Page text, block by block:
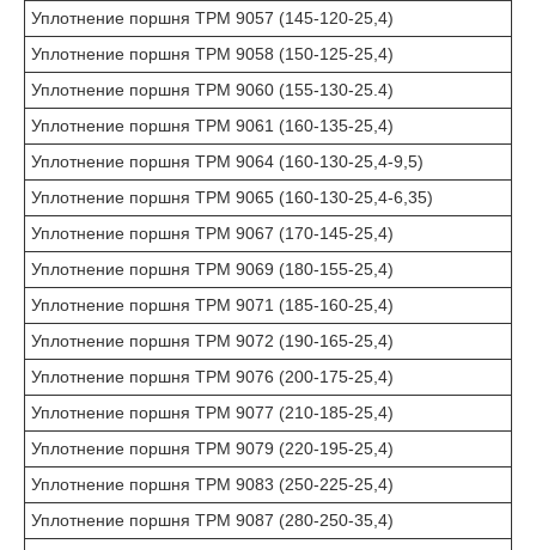
Уплотнение поршня TPM 9057 (145-120-25,4)
Уплотнение поршня TPM 9058 (150-125-25,4)
Уплотнение поршня TPM 9060 (155-130-25.4)
Уплотнение поршня TPM 9061 (160-135-25,4)
Уплотнение поршня TPM 9064 (160-130-25,4-9,5)
Уплотнение поршня TPM 9065 (160-130-25,4-6,35)
Уплотнение поршня TPM 9067 (170-145-25,4)
Уплотнение поршня TPM 9069 (180-155-25,4)
Уплотнение поршня TPM 9071 (185-160-25,4)
Уплотнение поршня TPM 9072 (190-165-25,4)
Уплотнение поршня TPM 9076 (200-175-25,4)
Уплотнение поршня TPM 9077 (210-185-25,4)
Уплотнение поршня TPM 9079 (220-195-25,4)
Уплотнение поршня TPM 9083 (250-225-25,4)
Уплотнение поршня TPM 9087 (280-250-35,4)